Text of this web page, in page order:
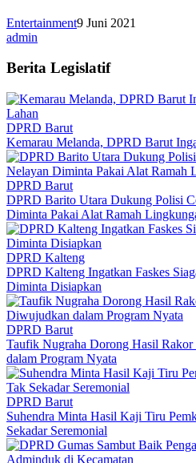
Entertainment9 Juni 2021
admin
Berita Legislatif
DPRD Barut
Kemarau Melanda, DPRD Barut
DPRD Barut
DPRD Barito Utara Dukung Polisi
Diminta Pakai Alat Ramah
DPRD Kalteng
DPRD Kalteng Ingatkan Faskes
Diminta Disiapkan
DPRD Barut
Taufik Nugraha Dorong Hasil
dalam Program Nyata
DPRD Barut
Suhendra Minta Hasil Kaji Tiru
Sekadar Seremonial